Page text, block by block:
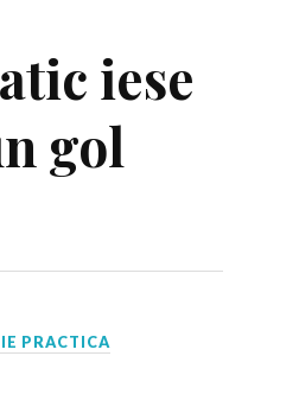
iese
gol
PRACTICA